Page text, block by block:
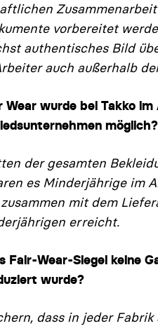
vorbereitet
authentisches Bild
auch außerhalb
wurde bei Takko
möglich?
der gesamten
es Minderjährige im
mit dem
erreicht.
Fair-Wear-Siegel keine
wurde?
dass in jeder